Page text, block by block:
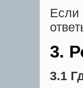
Если
3.
3.1